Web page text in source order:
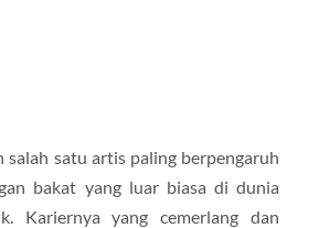
salah satu artis paling berpengaruh
bakat yang luar biasa di dunia
Kariernya yang cemerlang dan